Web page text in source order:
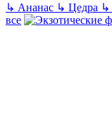
↳ Ананас ↳ Цедра ↳
все